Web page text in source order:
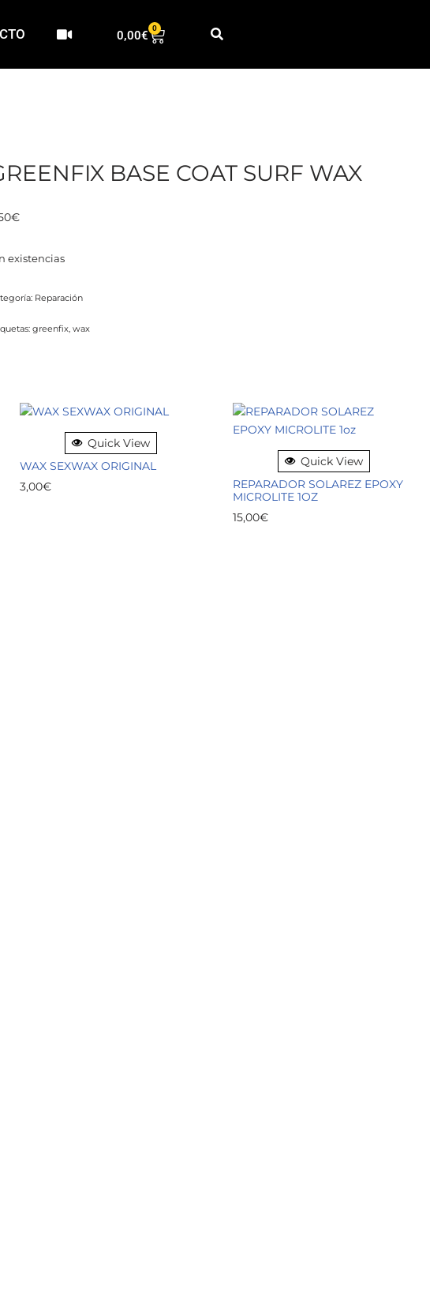
0,00€
0
BASE COAT SURF WAX
€
existencias
Reparación
greenfix ,wax
Quick View
WAX SEXWAX ORIGINAL
3,00€
Quick View
REPARADOR SOLAREZ EPOXY
MICROLITE 1OZ
15,00€